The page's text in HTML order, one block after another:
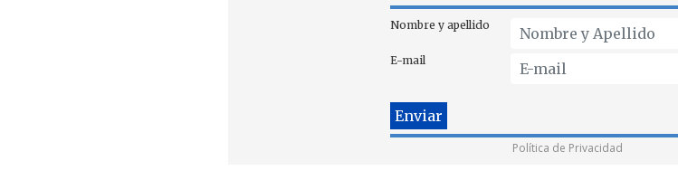
Nombre y apellido
E-mail
Política de Privacidad